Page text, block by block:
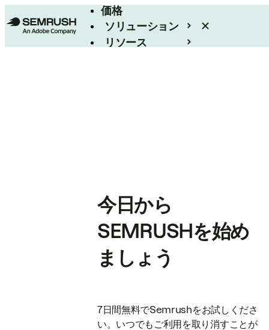
価格
ソリューション
リソース
今日から
SEMRUSHを始め
ましょう
7日間無料でSemrushをお試しくださ
い。いつでもご利用を取り消すことが